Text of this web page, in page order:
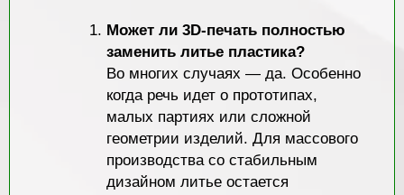
Может ли 3D-печать полностью
заменить литье пластика?
Во многих случаях — да. Особенно
когда речь идет о прототипах,
малых партиях или сложной
геометрии изделий. Для массового
производства со стабильным
дизайном литье остается